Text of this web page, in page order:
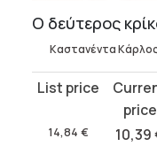
Καστανέντα
14,84 €
Original
was:
10,39
Current